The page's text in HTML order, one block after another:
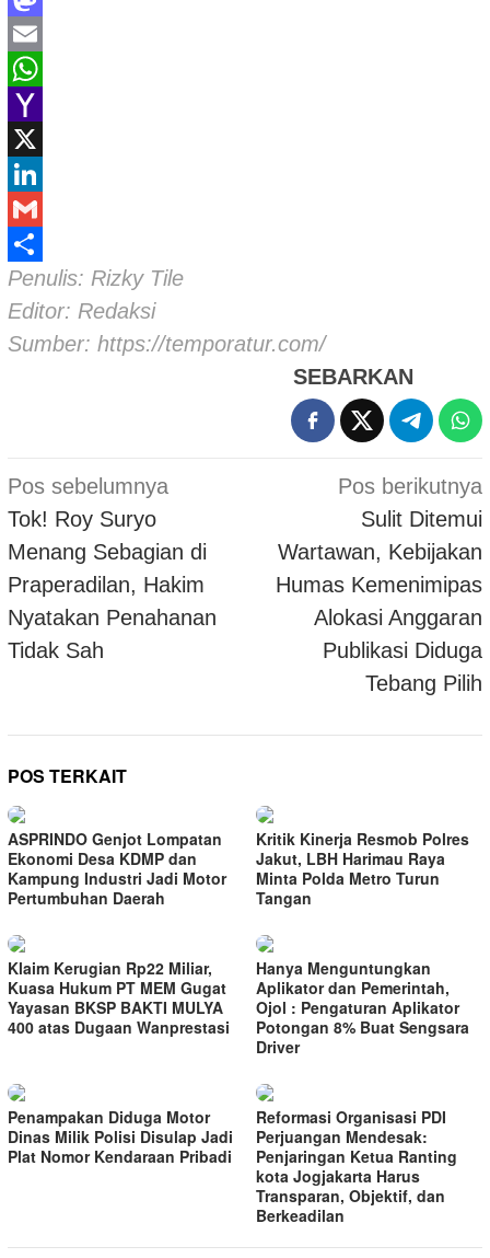
Mastodon
Email
WhatsApp
Yahoo
Mail
X
LinkedIn
Gmail
Share
Penulis: Rizky Tile
Editor: Redaksi
Sumber: https://temporatur.com/
SEBARKAN
Navigasi
pos
Pos sebelumnya
Tok! Roy Suryo
Menang Sebagian di
Praperadilan, Hakim
Nyatakan Penahanan
Tidak Sah
Pos berikutnya
Sulit Ditemui
Wartawan, Kebijakan
Humas Kemenimipas
Alokasi Anggaran
Publikasi Diduga
Tebang Pilih
POS TERKAIT
ASPRINDO Genjot Lompatan
Ekonomi Desa KDMP dan
Kampung Industri Jadi Motor
Pertumbuhan Daerah
Kritik Kinerja Resmob Polres
Jakut, LBH Harimau Raya
Minta Polda Metro Turun
Tangan
Klaim Kerugian Rp22 Miliar,
Kuasa Hukum PT MEM Gugat
Yayasan BKSP BAKTI MULYA
400 atas Dugaan Wanprestasi
Hanya Menguntungkan
Aplikator dan Pemerintah,
Ojol : Pengaturan Aplikator
Potongan 8% Buat Sengsara
Driver
Penampakan Diduga Motor
Dinas Milik Polisi Disulap Jadi
Plat Nomor Kendaraan Pribadi
Reformasi Organisasi PDI
Perjuangan Mendesak:
Penjaringan Ketua Ranting
kota Jogjakarta Harus
Transparan, Objektif, dan
Berkeadilan